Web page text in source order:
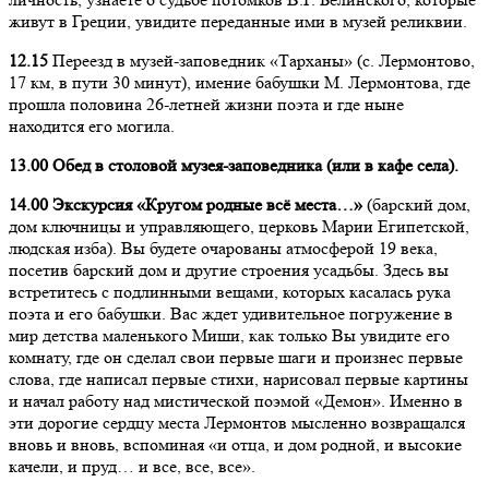
живут в Греции, увидите переданные ими в музей реликвии.
12.15 Переезд в музей-заповедник «Тарханы» (с. Лермонтово,
17 км, в пути 30 минут), имение бабушки М. Лермонтова, где
прошла половина 26-летней жизни поэта и где ныне
находится его могила.
13.00 Обед в столовой музея-заповедника (или в кафе села).
14.00 Экскурсия «Кругом родные всё места…» (барский дом,
дом ключницы и управляющего, церковь Марии Египетской,
людская изба). Вы будете очарованы атмосферой 19 века,
посетив барский дом и другие строения усадьбы. Здесь вы
встретитесь с подлинными вещами, которых касалась рука
поэта и его бабушки. Вас ждет удивительное погружение в
мир детства маленького Миши, как только Вы увидите его
комнату, где он сделал свои первые шаги и произнес первые
слова, где написал первые стихи, нарисовал первые картины
и начал работу над мистической поэмой «Демон». Именно в
эти дорогие сердцу места Лермонтов мысленно возвращался
вновь и вновь, вспоминая «и отца, и дом родной, и высокие
качели, и пруд… и все, все, все».